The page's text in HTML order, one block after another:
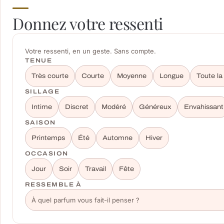
Donnez votre ressenti
Votre ressenti, en un geste. Sans compte.
TENUE
Très courte Courte Moyenne Longue Toute
SILLAGE
Intime Discret Modéré Généreux Envahissant
SAISON
Printemps Été Automne Hiver
OCCASION
Jour Soir Travail Fête
RESSEMBLE À